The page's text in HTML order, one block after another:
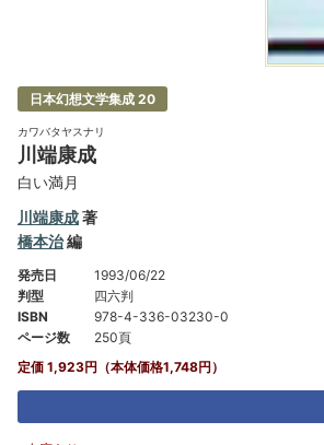
日本幻想文学集成 20
カワバタヤスナリ
川端康成
白い満月
川端康成著
橋本治編
発売日
1993/06/22
判型
四六判
ISBN
978-4-336-03230-0
ページ数
250頁
定価 1,923円（本体価格1,748円）